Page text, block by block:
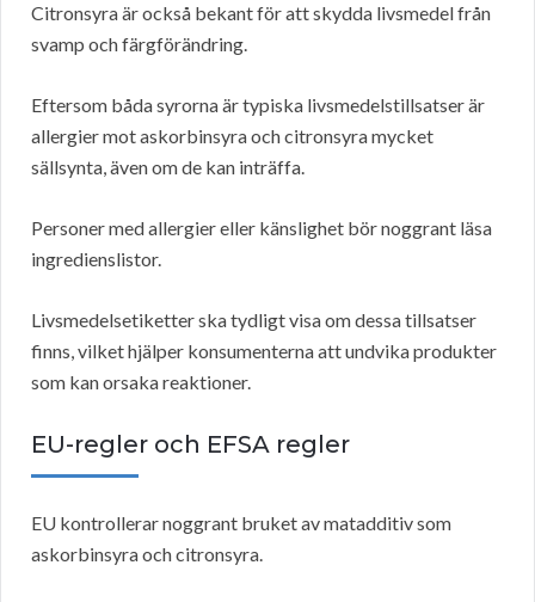
Citronsyra är också bekant för att skydda livsmedel från
svamp och färgförändring.
Eftersom båda syrorna är typiska livsmedelstillsatser är
allergier mot askorbinsyra och citronsyra mycket
sällsynta, även om de kan inträffa.
Personer med allergier eller känslighet bör noggrant läsa
ingredienslistor.
Livsmedelsetiketter ska tydligt visa om dessa tillsatser
finns, vilket hjälper konsumenterna att undvika produkter
som kan orsaka reaktioner.
EU-regler och EFSA regler
EU kontrollerar noggrant bruket av matadditiv som
askorbinsyra och citronsyra.